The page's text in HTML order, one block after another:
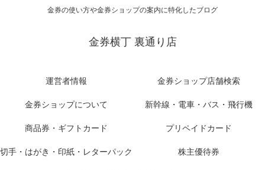
金券の使い方や金券ショップの案内に特化したブログ
金券横丁 裏通り店
運営者情報 金券ショップ店舗検索
金券ショップについて 新幹線・電車・バス・飛行機
商品券・ギフトカード プリペイドカード
切手・はがき・印紙・レターパック 株主優待券